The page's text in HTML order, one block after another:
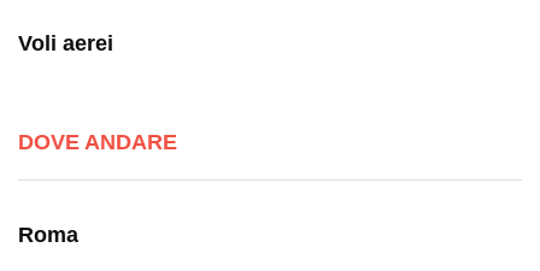
Voli aerei
DOVE ANDARE
Roma